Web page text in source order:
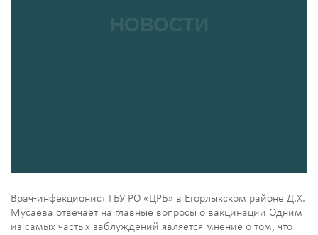
Врач-инфекционист ГБУ РО «ЦРБ» в Егорлыкском районе Д.Х.
Мусаева отвечает на главные вопросы о вакцинации Одним
из самых частых заблуждений является мнение о том, что